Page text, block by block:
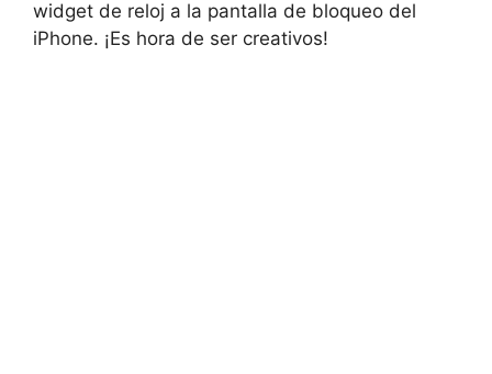
widget de‌ reloj a la pantalla ​de bloqueo del
iPhone. ‍¡Es hora de ser creativos!